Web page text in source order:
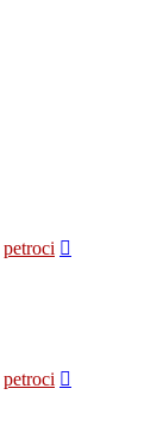
petroci
petroci